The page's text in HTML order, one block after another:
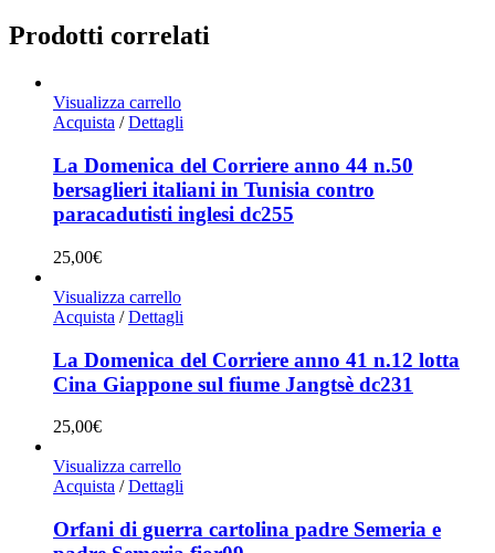
Prodotti correlati
Visualizza carrello
Acquista / Dettagli
La Domenica del Corriere anno 44 n.50
bersaglieri italiani in Tunisia contro
paracadutisti inglesi dc255
25,00€
Visualizza carrello
Acquista / Dettagli
La Domenica del Corriere anno 41 n.12 lotta
Cina Giappone sul fiume Jangtsè dc231
25,00€
Visualizza carrello
Acquista / Dettagli
Orfani di guerra cartolina padre Semeria e